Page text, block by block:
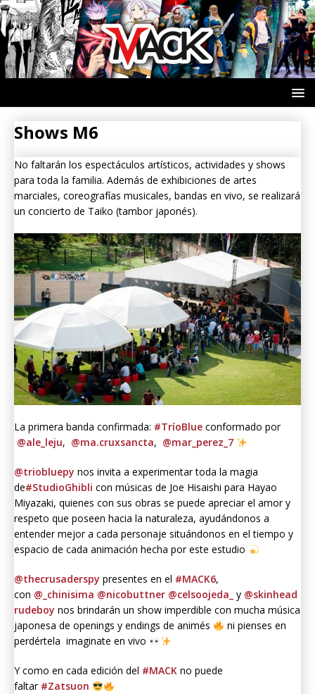
Shows M6
No faltarán los espectáculos artísticos, actividades y shows
para toda la familia. Además de exhibiciones de artes
marciales, coreografías musicales, bandas en vivo, se realizará
un concierto de Taiko (tambor japonés).
La primera banda confirmada: #TríoBlue conformado por
@ale_leju, @ma.cruxsancta, @mar_perez_7
@triobluepy nos invita a experimentar toda la magia
de#StudioGhibli con músicas de Joe Hisaishi para Hayao
Miyazaki, quienes con sus obras se puede apreciar el amor y
respeto que poseen hacia la naturaleza, ayudándonos a
entender mejor a cada personaje situándonos en el tiempo y
espacio de cada animación hecha por este estudio
@thecrusaderspy presentes en el #MACK6,
con @_chinisima @nicobuttner @celsoojeda_ y @skinhead
rudeboy nos brindarán un show imperdible con mucha música
japonesa de openings y endings de animés
ni pienses en
perdértela imaginate en vivo
Y como en cada edición del #MACK no puede
faltar #Zatsuon